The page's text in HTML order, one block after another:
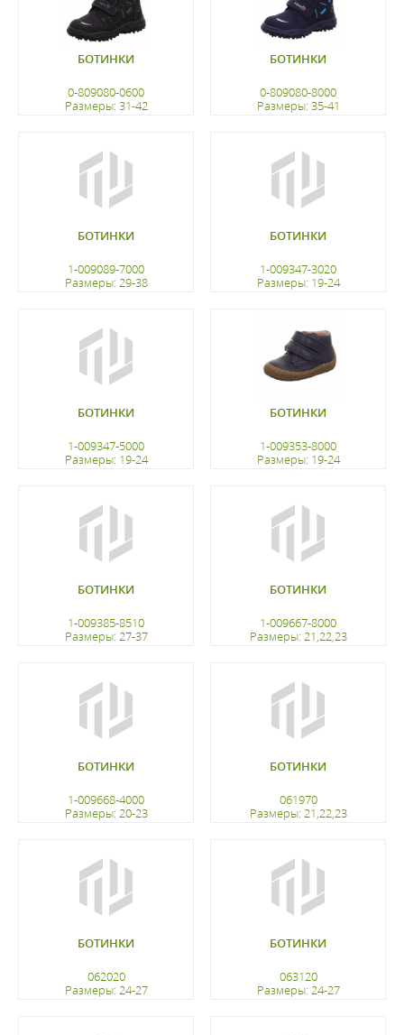
БОТИНКИ
0-809080-0600
Размеры: 31-42
БОТИНКИ
0-809080-8000
Размеры: 35-41
БОТИНКИ
1-009089-7000
Размеры: 29-38
БОТИНКИ
1-009347-3020
Размеры: 19-24
БОТИНКИ
1-009347-5000
Размеры: 19-24
БОТИНКИ
1-009353-8000
Размеры: 19-24
БОТИНКИ
1-009385-8510
Размеры: 27-37
БОТИНКИ
1-009667-8000
Размеры: 21,22,23
БОТИНКИ
1-009668-4000
Размеры: 20-23
БОТИНКИ
061970
Размеры: 21,22,23
БОТИНКИ
062020
Размеры: 24-27
БОТИНКИ
063120
Размеры: 24-27